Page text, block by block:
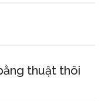
thuật thôi